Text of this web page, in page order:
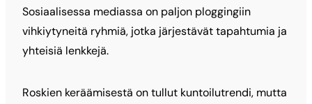
Sosiaalisessa mediassa on paljon ploggingiin
vihkiytyneitä ryhmiä, jotka järjestävät tapahtumia ja
yhteisiä lenkkejä.
Roskien keräämisestä on tullut kuntoilutrendi, mutta